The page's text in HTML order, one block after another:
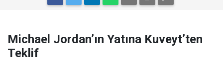
Michael Jordan’ın Yatına Kuveyt’ten
Teklif